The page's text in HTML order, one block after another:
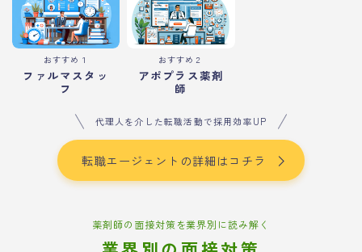
おすすめ１
ファルマスタッ
フ
おすすめ２
アポプラス薬剤
師
代理人を介した転職活動で採用効率UP
転職エージェントの詳細はコチラ
薬剤師の面接対策を業界別に読み解く